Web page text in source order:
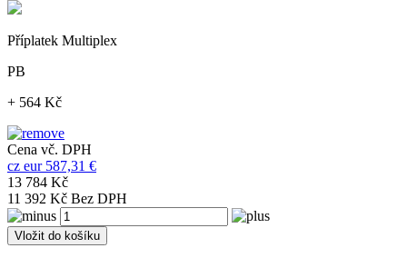
Příplatek Multiplex
PB
+ 564 Kč
Cena vč. DPH
cz eur 587,31 €
13 784 Kč
11 392 Kč Bez DPH
Vložit do košíku